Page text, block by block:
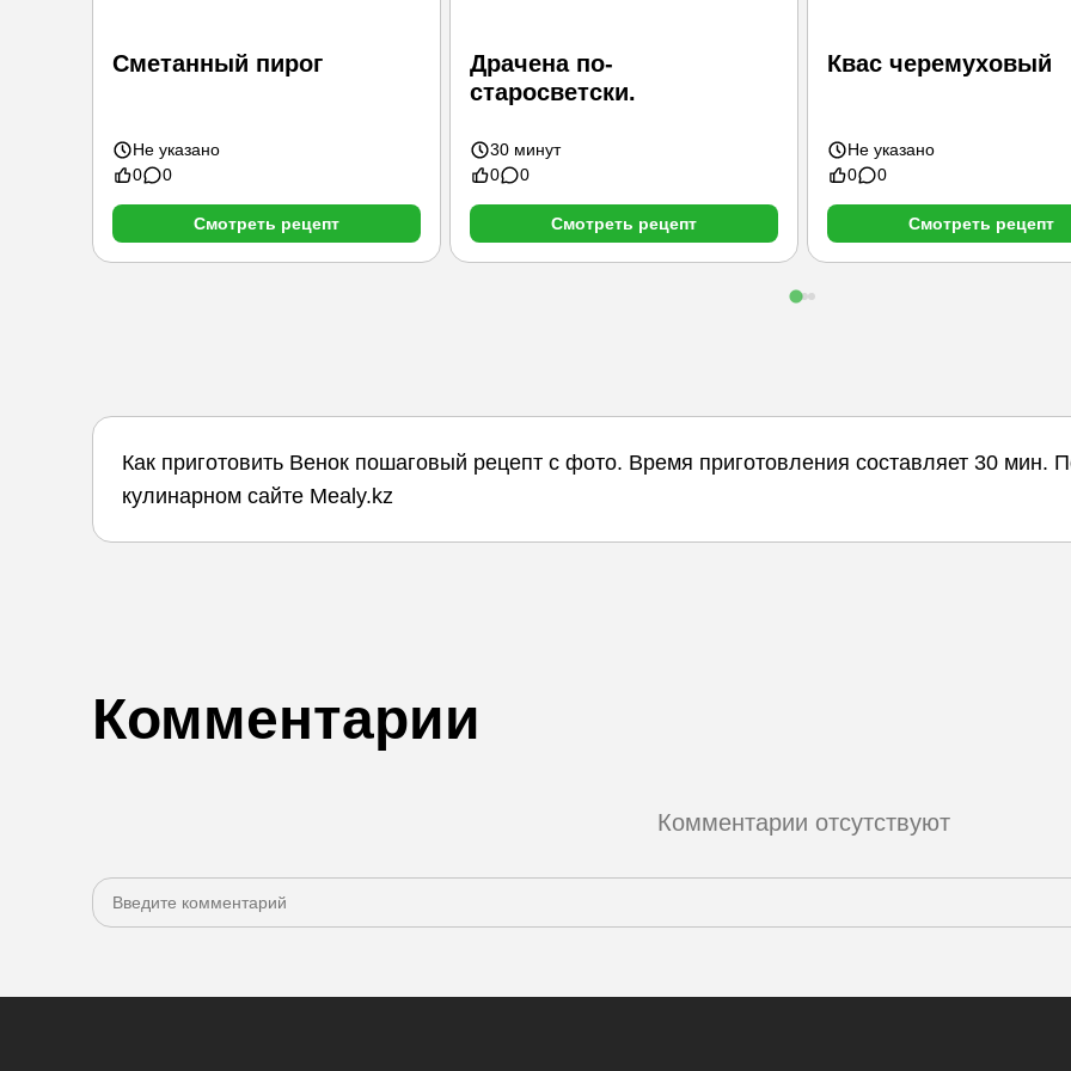
Сметанный пирог
Не указано
0
0
Смотреть рецепт
Драчена по-
старосветски.
30 минут
0
0
Смотреть рецепт
Квас черемуховый
Не указано
0
0
Смотреть рецепт
Как приготовить Венок пошаговый рецепт с фото. Время приготовления составляет 30
кулинарном сайте Mealy.kz
Комментарии
Комментарии отсутствуют